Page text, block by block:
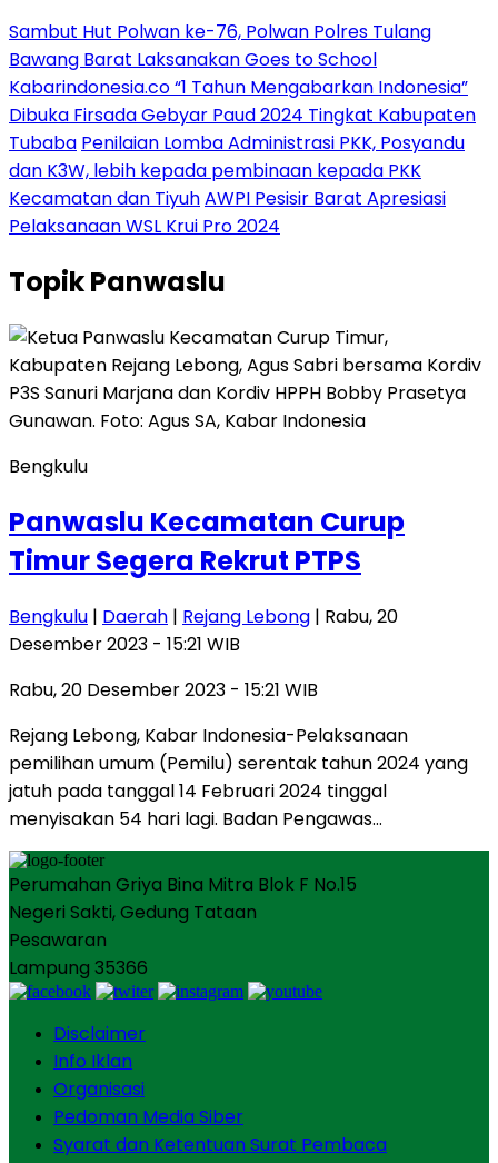
Sambut Hut Polwan ke-76, Polwan Polres Tulang
Bawang Barat Laksanakan Goes to School
Kabarindonesia.co “1 Tahun Mengabarkan Indonesia”
Dibuka Firsada Gebyar Paud 2024 Tingkat Kabupaten
Tubaba Penilaian Lomba Administrasi PKK, Posyandu
dan K3W, lebih kepada pembinaan kepada PKK
Kecamatan dan TiyuhAWPI Pesisir Barat Apresiasi
Pelaksanaan WSL Krui Pro 2024
TopikPanwaslu
Bengkulu
Panwaslu Kecamatan Curup
Timur Segera Rekrut PTPS
Bengkulu | Daerah | Rejang Lebong | Rabu, 20
Desember 2023 - 15:21 WIB
Rabu, 20 Desember 2023 - 15:21 WIB
Rejang Lebong, Kabar Indonesia-Pelaksanaan
pemilihan umum (Pemilu) serentak tahun 2024 yang
jatuh pada tanggal 14 Februari 2024 tinggal
menyisakan 54 hari lagi. Badan Pengawas…
Perumahan Griya Bina Mitra Blok F No.15
Negeri Sakti, Gedung Tataan
Pesawaran
Lampung 35366
Disclaimer
Info Iklan
Organisasi
Pedoman Media Siber
Syarat dan Ketentuan Surat Pembaca